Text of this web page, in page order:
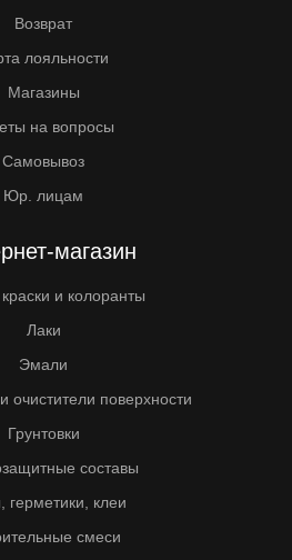
Возврат
лояльности
Магазины
на вопросы
Самовывоз
Юр. лицам
магазин
и колоранты
Лаки
Эмали
очистители поверхности
Грунтовки
составы
герметики, клеи
смеси